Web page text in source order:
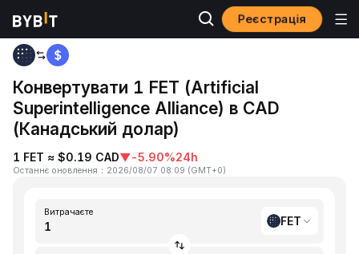
Реєстрація
Головна
Конвертувати 1 FET (Artificial
Superintelligence Alliance) в CAD
(Канадський долар)
1 FET ≈ $0.19 CAD▼-5.90%24h
Останнє оновлення ： 2026/08/07 08:09 (GMT+0)
Витрачаєте
FET